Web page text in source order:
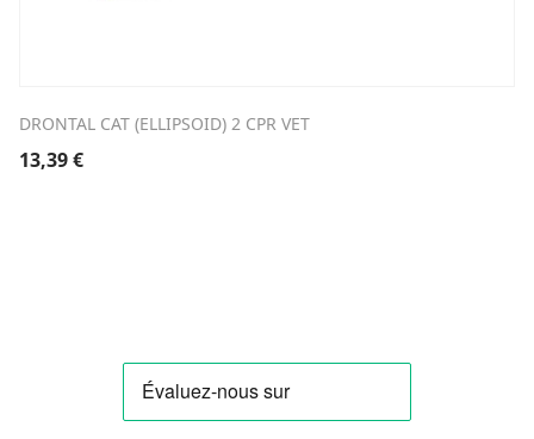
DRONTAL CAT (ELLIPSOID) 2 CPR VET
13,39€